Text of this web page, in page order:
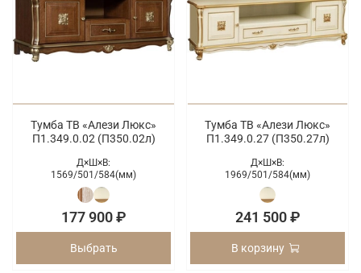
Тумба ТВ «Алези Люкс»
П1.349.0.02 (П350.02л)
Д×Ш×В:
1569/501/584(мм)
177 900 ₽
Выбрать
Тумба ТВ «Алези Люкс»
П1.349.0.27 (П350.27л)
Д×Ш×В:
1969/501/584(мм)
241 500 ₽
В корзину